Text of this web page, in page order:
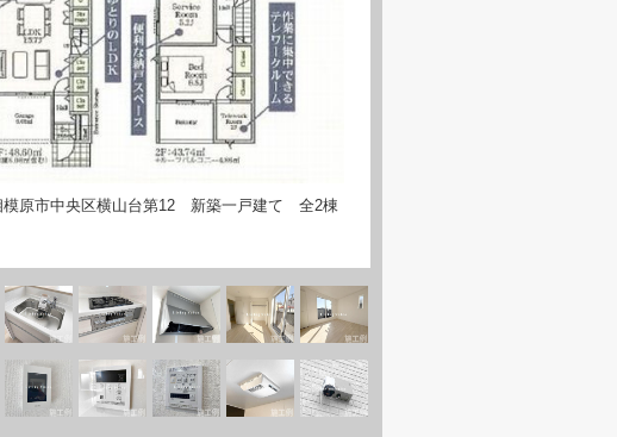
模原市中央区横山台第12 新築一戸建て 全2棟